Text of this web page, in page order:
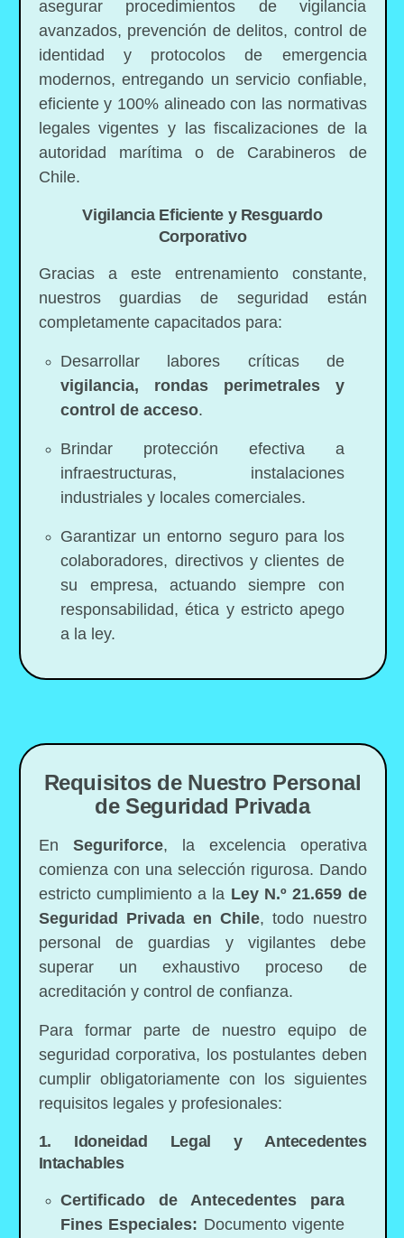
asegurar procedimientos de vigilancia
avanzados, prevención de delitos, control de
identidad y protocolos de emergencia
modernos, entregando un servicio confiable,
eficiente y 100% alineado con las normativas
legales vigentes y las fiscalizaciones de la
autoridad marítima o de Carabineros de
Chile.
Vigilancia Eficiente y Resguardo
Corporativo
Gracias a este entrenamiento constante,
nuestros guardias de seguridad están
completamente capacitados para:
Desarrollar labores críticas de
vigilancia, rondas perimetrales y
control de acceso.
Brindar protección efectiva a
infraestructuras, instalaciones
industriales y locales comerciales.
Garantizar un entorno seguro para los
colaboradores, directivos y clientes de
su empresa, actuando siempre con
responsabilidad, ética y estricto apego
a la ley.
Requisitos de Nuestro Personal
de Seguridad Privada
En Seguriforce, la excelencia operativa
comienza con una selección rigurosa. Dando
estricto cumplimiento a la Ley N.º 21.659 de
Seguridad Privada en Chile, todo nuestro
personal de guardias y vigilantes debe
superar un exhaustivo proceso de
acreditación y control de confianza.
Para formar parte de nuestro equipo de
seguridad corporativa, los postulantes deben
cumplir obligatoriamente con los siguientes
requisitos legales y profesionales:
1. Idoneidad Legal y Antecedentes
Intachables
Certificado de Antecedentes para
Fines Especiales: Documento vigente